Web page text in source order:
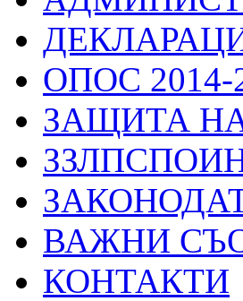
ОПОС 2014-
ЗАЩИТА
ВАЖНИ
КОНТАКТИ